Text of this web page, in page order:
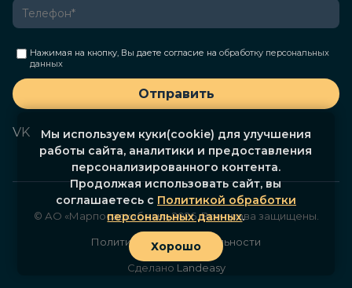
Нажимая на кнопку, Вы даете согласие на обработку персональных
данных
Отправить
VK
© АО «Марпосадкабель», 2026. Все права защищены.
Политика конфиденциальности
Сделано Landeasy
Мы используем куки(cookie) для улучшения
работы сайта, аналитики и предоставления
персонализированного контента.
Продолжая использовать сайт, вы
соглашаетесь с Политикой обработки
персональных данных.
Хорошо